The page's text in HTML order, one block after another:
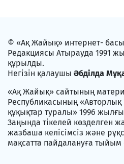
© «Ақ Жайық» интернет-
Редакциясы Атырауда 1991
құрылды.
Негізін қалаушы Әбділда
«Ақ Жайық» сайтының
Республикасының «Авторлық
құқықтар туралы» 1996
Заңында тікелей көзделген
жазбаша келісімсіз және
мақсатта пайдалануға